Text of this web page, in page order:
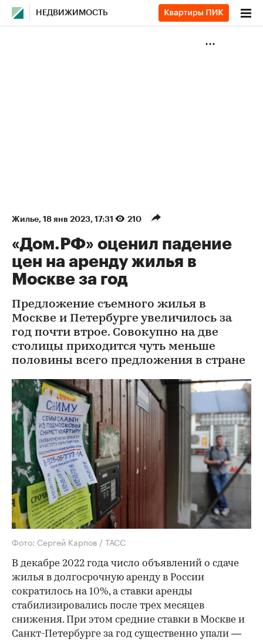
НЕДВИЖИМОСТЬ
Жилье⁠, 18 янв 2023, 17:31 210
«Дом.РФ» оценил падение
цен на аренду жилья в
Москве за год
Предложение съемного жилья в
Москве и Петербурге увеличилось за
год почти втрое. Совокупно на две
столицы приходится чуть меньше
половины всего предложения в стране
Фото: Сергей Карпов / ТАСС
В декабре 2022 года число объявлений о сдаче
жилья в долгосрочную аренду в России
сократилось на 10%, а ставки аренды
стабилизировались после трех месяцев
снижения. При этом средние ставки в Москве и
Санкт-Петербурге за год существенно упали —